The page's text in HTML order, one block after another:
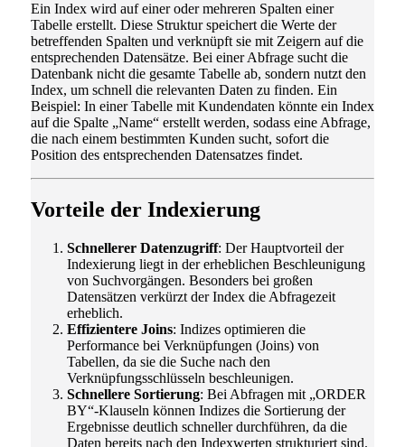
Ein Index wird auf einer oder mehreren Spalten einer
Tabelle erstellt. Diese Struktur speichert die Werte der
betreffenden Spalten und verknüpft sie mit Zeigern auf die
entsprechenden Datensätze. Bei einer Abfrage sucht die
Datenbank nicht die gesamte Tabelle ab, sondern nutzt den
Index, um schnell die relevanten Daten zu finden. Ein
Beispiel: In einer Tabelle mit Kundendaten könnte ein Index
auf die Spalte „Name“ erstellt werden, sodass eine Abfrage,
die nach einem bestimmten Kunden sucht, sofort die
Position des entsprechenden Datensatzes findet.
Vorteile der Indexierung
Schnellerer Datenzugriff: Der Hauptvorteil der
Indexierung liegt in der erheblichen Beschleunigung
von Suchvorgängen. Besonders bei großen
Datensätzen verkürzt der Index die Abfragezeit
erheblich.
Effizientere Joins: Indizes optimieren die
Performance bei Verknüpfungen (Joins) von
Tabellen, da sie die Suche nach den
Verknüpfungsschlüsseln beschleunigen.
Schnellere Sortierung: Bei Abfragen mit „ORDER
BY“-Klauseln können Indizes die Sortierung der
Ergebnisse deutlich schneller durchführen, da die
Daten bereits nach den Indexwerten strukturiert sind.